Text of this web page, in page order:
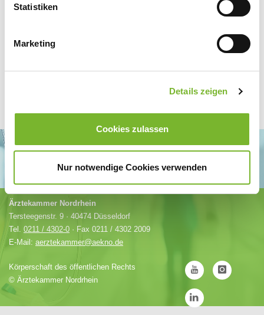
Statistiken
Marketing
Details zeigen
Cookies zulassen
Nur notwendige Cookies verwenden
Ärztekammer Nordrhein
Tersteegenstr. 9 · 40474 Düsseldorf
Tel. 0211 / 4302-0 · Fax 0211 / 4302 2009
E-Mail: aerztekammer@aekno.de
Körperschaft des öffentlichen Rechts
© Ärztekammer Nordrhein